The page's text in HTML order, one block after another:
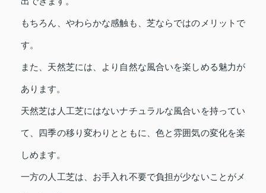
もちろん、やわらかな感触も、芝ならではのメリットで
す。
また、天然芝には、より自然な風合いを楽しめる魅力が
あります。
天然芝は人工芝にはないナチュラルな風合いを持ってい
て、四季の移り変わりとともに、色と雰囲気の変化を楽
しめます。
一方の人工芝は、お手入れ不要で負担が少ないことがメ